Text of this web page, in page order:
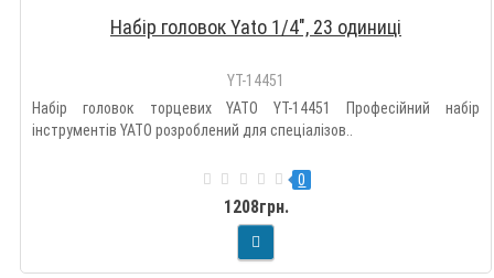
Набір головок Yato 1/4", 23 одиниці
YT-14451
Набір головок торцевих YATO YT-14451 Професійний набір
інструментів YATO розроблений для спеціалізов..
0
1208грн.